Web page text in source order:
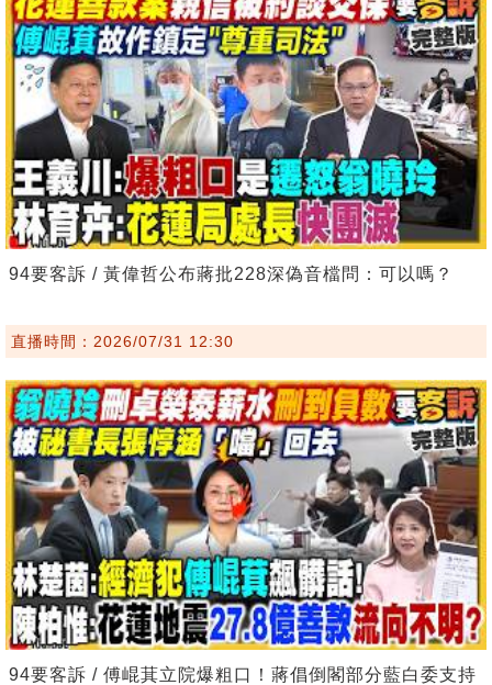
94要客訴 / 黃偉哲公布蔣批228深偽音檔問：可以嗎？
直播時間：2026/07/31 12:30
94要客訴 / 傅崐萁立院爆粗口！蔣倡倒閣部分藍白委支持